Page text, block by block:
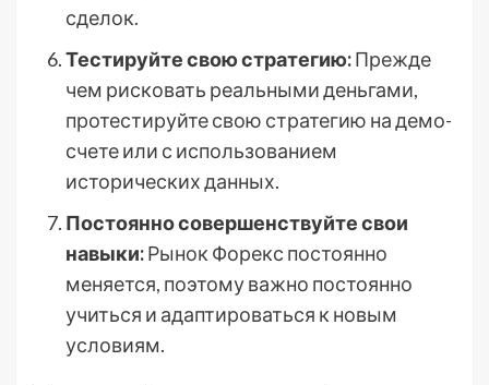
сделок.
Тестируйте свою стратегию:Прежде
чем рисковать реальными деньгами,
протестируйте свою стратегию на демо-
счете или с использованием
исторических данных.
Постоянно совершенствуйте свои
навыки:Рынок Форекс постоянно
меняется, поэтому важно постоянно
учиться и адаптироваться к новым
условиям.